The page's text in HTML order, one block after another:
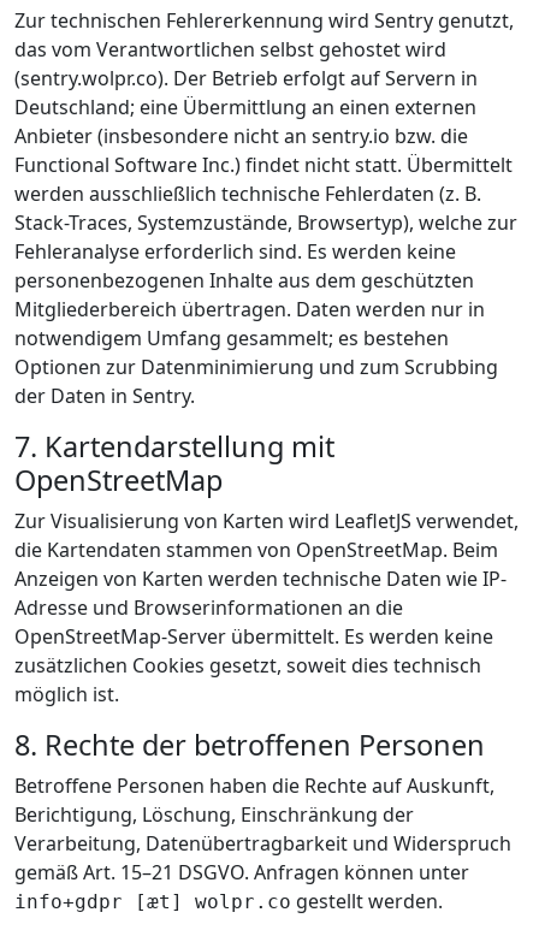
Zur technischen Fehlererkennung wird Sentry genutzt,
das vom Verantwortlichen selbst gehostet wird
(sentry.wolpr.co). Der Betrieb erfolgt auf Servern in
Deutschland; eine Übermittlung an einen externen
Anbieter (insbesondere nicht an sentry.io bzw. die
Functional Software Inc.) findet nicht statt. Übermittelt
werden ausschließlich technische Fehlerdaten (z. B.
Stack-Traces, Systemzustände, Browsertyp), welche zur
Fehleranalyse erforderlich sind. Es werden keine
personenbezogenen Inhalte aus dem geschützten
Mitgliederbereich übertragen. Daten werden nur in
notwendigem Umfang gesammelt; es bestehen
Optionen zur Datenminimierung und zum Scrubbing
der Daten in Sentry.
7. Kartendarstellung mit
OpenStreetMap
Zur Visualisierung von Karten wird LeafletJS verwendet,
die Kartendaten stammen von OpenStreetMap. Beim
Anzeigen von Karten werden technische Daten wie IP-
Adresse und Browserinformationen an die
OpenStreetMap-Server übermittelt. Es werden keine
zusätzlichen Cookies gesetzt, soweit dies technisch
möglich ist.
8. Rechte der betroffenen Personen
Betroffene Personen haben die Rechte auf Auskunft,
Berichtigung, Löschung, Einschränkung der
Verarbeitung, Datenübertragbarkeit und Widerspruch
gemäß Art. 15–21 DSGVO. Anfragen können unter
info+gdpr [æt] wolpr.co gestellt werden.